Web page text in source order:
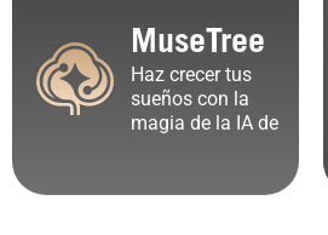
MuseTree
Haz crecer tus
sueños con la
magia de la IA de